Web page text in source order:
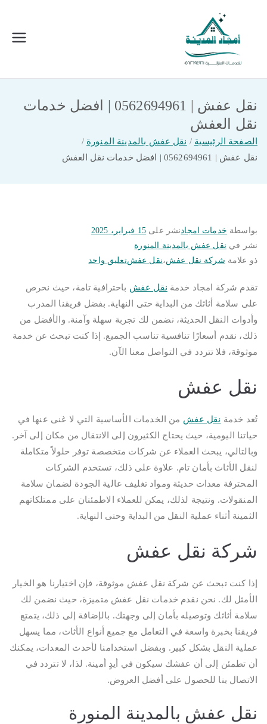
المحتوى
امجاد المدينة للخدمات المنزلية
نقل عفش | 0562694961 | افضل خدمات
نقل العفش
الصفحة الرئيسية
نقل عفش بالمدينة المنورة
نقل عفش | 0562694961 | افضل خدمات نقل العفش
بواسطة خدمات امجادنشر على 15 فبراير، 2025
نشر في نقل عفش بالمدينة المنورة
ذو علامة شركة نقل عفش،نقل عفشتعليق واحد
عفش
|
0562694961
|
تقدم شركة امجاد خدمة نقل عفش باحترافية تامة، حيث نحرص
على سلامة أثاثك من البداية حتى النهاية. بفضل فريقنا المدرب
وأدوات النقل الحديثة، نضمن لك تجربة سهلة وآمنة. والأفضل من
ذلك، نقدم أسعارًا تنافسية تناسب الجميع. إذا كنت تبحث عن خدمة
موثوقة، فلا تتردد في التواصل معنا الآن.
نقل عفش
تُعد خدمة نقل عفش من الخدمات الأساسية التي لا غنى عنها في
حياتنا اليومية، حيث يحتاج الكثيرون إلى الانتقال من مكان إلى آخر.
وبالتالي، يبحث العملاء عن شركات متخصصة توفر حلولاً متكاملة
لنقل الأثاث بأمان تام. علاوة على ذلك، تستخدم الشركات
المحترفة معدات حديثة ومواد تغليف عالية الجودة لضمان سلامة
المنقولات. ونتيجة لذلك، يمكن للعملاء الاطمئنان على ممتلكاتهم
الثمينة أثناء عملية النقل من البداية وحتى النهاية.
شركة نقل عفش
إذا كنت تبحث عن شركة نقل عفش موثوقة، فإن اختيارنا هو الخيار
الأمثل لك. نحن نقدم خدمات نقل عفش متميزة، حيث نضمن لك
سلامة أثاثك وتوصيله بأمان إلى وجهتك. بالإضافة إلى ذلك، يتمتع
فريقنا بخبرة واسعة في التعامل مع جميع أنواع الأثاث، مما يسهل
عملية النقل بشكل كبير. وبفضل استخدامنا لأحدث المعدات، يمكنك
أن تطمئن إلى أن عفشك سيكون في أيدٍ أمينة. لذا، لا تتردد في
الاتصال بنا للحصول على أفضل العروض.
نقل عفش بالمدينة المنورة